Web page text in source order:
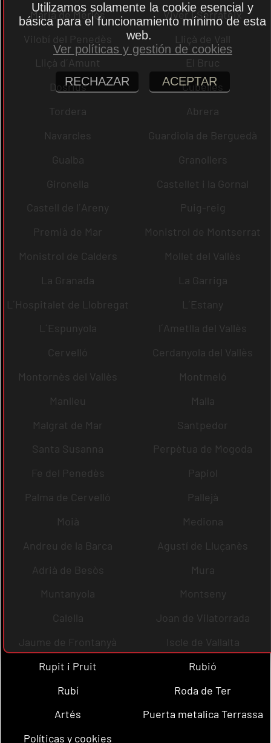
Maria de Merlès
Viver i Serrateix
Vilobí del Penedès
Lliçà de Vall
Lliçà d´Amunt
El Bruc
Dosrius
Cubelles
Tordera
Abrera
Navarcles
Guardiola de Berguedà
Gualba
Granollers
Gironella
Castellet i la Gornal
Castell de l´Areny
Puig-reig
Premià de Mar
Monistrol de Montserrat
Monistrol de Calders
Mollet del Vallès
La Granada
La Garriga
L´Hospitalet de Llobregat
L´Estany
L´Espunyola
l´Ametlla del Vallès
Cervelló
Cerdanyola del Vallès
Montornès del Vallès
Montmeló
Manlleu
Malla
Malgrat de Mar
Santpedor
Santa Susanna
Perpètua de Mogoda
Fe del Penedès
Papiol
Palma de Cervelló
Pallejà
Moià
Mediona
Andreu de la Barca
Agustí de Lluçanès
Adrià de Besòs
Mura
Muntanyola
Montseny
Calella
Joan de Vilatorrada
Jaume de Frontanyà
Iscle de Vallalta
Rupit i Pruit
Rubió
Rubí
Roda de Ter
Artés
Puerta metalica Terrassa
Políticas y cookies
Utilizamos solamente la cookie esencial y
básica para el funcionamiento mínimo de esta
web.
Ver políticas y gestión de cookies
RECHAZAR ACEPTAR